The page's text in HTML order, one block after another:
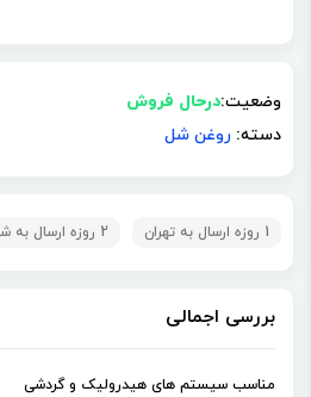
وضعیت:درحال فروش
دسته: روغن شل
1 روزه ارسال به تهران 2 روزه ارسال به شهرستانها
بررسی اجمالی
مناسب سیستم های هیدرولیک و گردشی